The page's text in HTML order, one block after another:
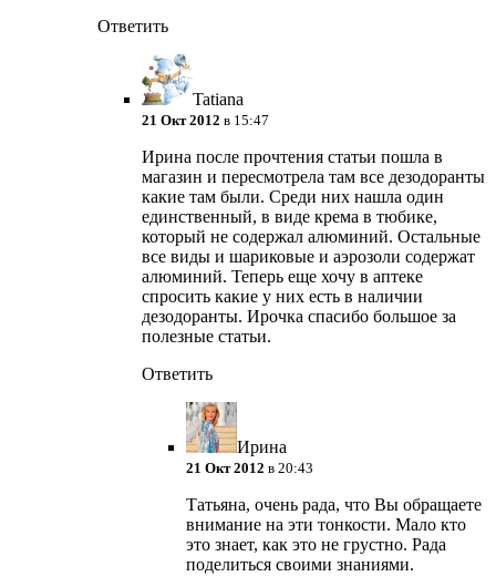
Ответить
Tatiana
21 Окт 2012 в 15:47
Ирина после прочтения статьи пошла в
магазин и пересмотрела там все дезодоранты
какие там были. Среди них нашла один
единственный, в виде крема в тюбике,
который не содержал алюминий. Остальные
все виды и шариковые и аэрозоли содержат
алюминий. Теперь еще хочу в аптеке
спросить какие у них есть в наличии
дезодоранты. Ирочка спасибо большое за
полезные статьи.
Ответить
Ирина
21 Окт 2012 в 20:43
Татьяна, очень рада, что Вы обращаете
внимание на эти тонкости. Мало кто
это знает, как это не грустно. Рада
поделиться своими знаниями.